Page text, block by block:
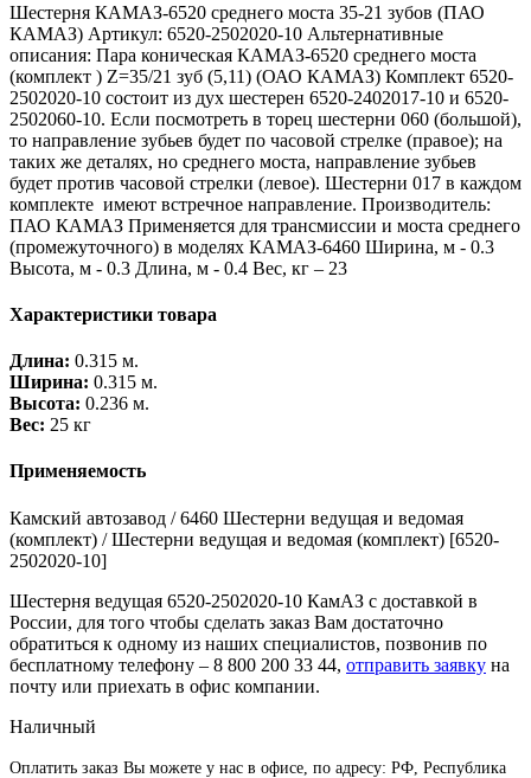
Шестерня КАМАЗ-6520 среднего моста 35-21 зубов (ПАО
КАМАЗ) Артикул: 6520-2502020-10 Альтернативные
описания: Пара коническая КАМАЗ-6520 среднего моста
(комплект ) Z=35/21 зуб (5,11) (ОАО КАМАЗ) Комплект 6520-
2502020-10 состоит из дух шестерен 6520-2402017-10 и 6520-
2502060-10. Если посмотреть в торец шестерни 060 (большой),
то направление зубьев будет по часовой стрелке (правое); на
таких же деталях, но среднего моста, направление зубьев
будет против часовой стрелки (левое). Шестерни 017 в каждом
комплекте имеют встречное направление. Производитель:
ПАО КАМАЗ Применяется для трансмиссии и моста среднего
(промежуточного) в моделях КАМАЗ-6460 Ширина, м - 0.3
Высота, м - 0.3 Длина, м - 0.4 Вес, кг – 23
Характеристики товара
Длина: 0.315 м.
Ширина: 0.315 м.
Высота: 0.236 м.
Вес: 25 кг
Применяемость
Камский автозавод / 6460 Шестерни ведущая и ведомая
(комплект) / Шестерни ведущая и ведомая (комплект) [6520-
2502020-10]
Шестерня ведущая 6520-2502020-10 КамАЗ с доставкой в
России, для того чтобы сделать заказ Вам достаточно
обратиться к одному из наших специалистов, позвонив по
бесплатному телефону – 8 800 200 33 44, отправить заявку на
почту или приехать в офис компании.
Наличный
Оплатить заказ Вы можете у нас в офисе, по адресу: РФ, Республика